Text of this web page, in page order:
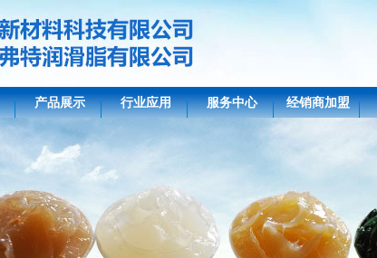
产品展示 行业应用 服务中心 经销商加盟